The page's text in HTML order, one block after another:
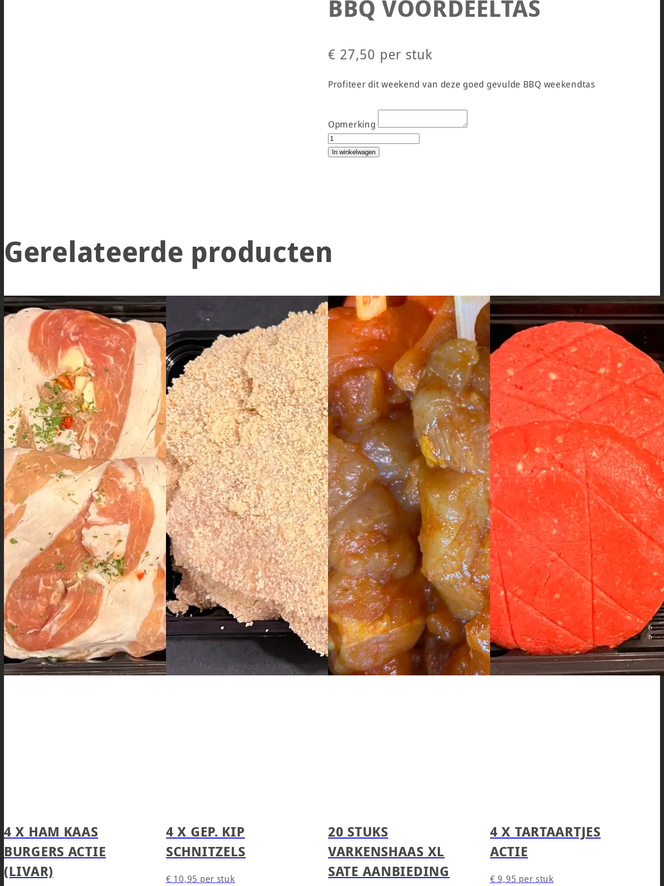
BBQ VOORDEELTAS
€ 27,50 per stuk
Profiteer dit weekend van deze goed gevulde BBQ weekendtas
Opmerking
BBQ VOORDEELTAS aantal
In winkelwagen
Gerelateerde producten
4 X HAM KAAS
BURGERS ACTIE
(LIVAR)
4 X GEP. KIP
SCHNITZELS
€ 10,95 per stuk
20 STUKS
VARKENSHAAS XL
SATE AANBIEDING
4 X TARTAARTJES
ACTIE
€ 9,95 per stuk